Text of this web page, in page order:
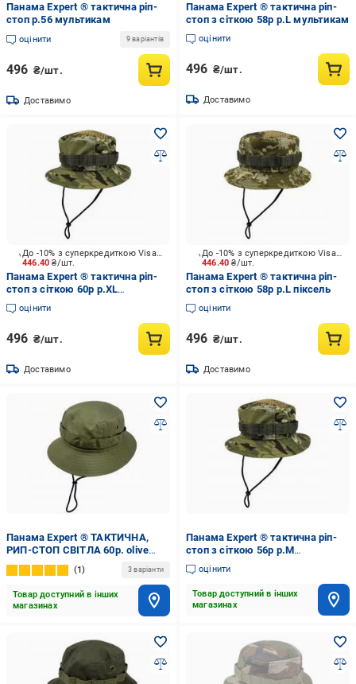
Панама Expert ® тактична ріп-
стоп р.56 мультикам
оцінити 9 варіантів
496 ₴/шт.
Доставимо
Панама Expert ® тактична ріп-
стоп з сіткою 58р р.L мультикам
оцінити
496 ₴/шт.
Доставимо
446.40₴/шт.
До -10% з суперкредиткою Visa Вигода
Панама Expert ® тактична ріп-
стоп з сіткою 60р р.XL
мультикам
оцінити
496 ₴/шт.
Доставимо
446.40₴/шт.
До -10% з суперкредиткою Visa Вигода
Панама Expert ® тактична ріп-
стоп з сіткою 58р р.L піксель
оцінити
496 ₴/шт.
Доставимо
Панама Expert ® ТАКТИЧНА,
РИП-СТОП CВІТЛА 60р. olive
drab
1 3 варіанти
Товар доступний в інших
магазинах
Панама Expert ® тактична ріп-
стоп з сіткою 56р р.М
мультикам
оцінити
Товар доступний в інших
магазинах